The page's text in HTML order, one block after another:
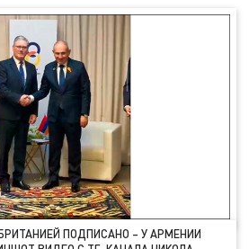
ПОДПИСАНО – У АРМЕНИИ